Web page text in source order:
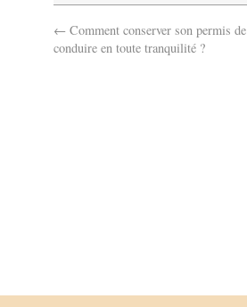
← Comment conserver son permis de
conduire en toute tranquilité ?